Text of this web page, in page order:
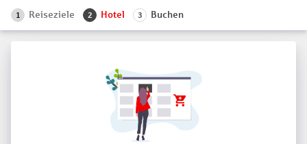
1 Reiseziele 2 Hotel 3 Buchen